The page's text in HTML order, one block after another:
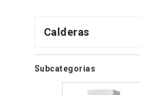
Calderas
Subcategorias